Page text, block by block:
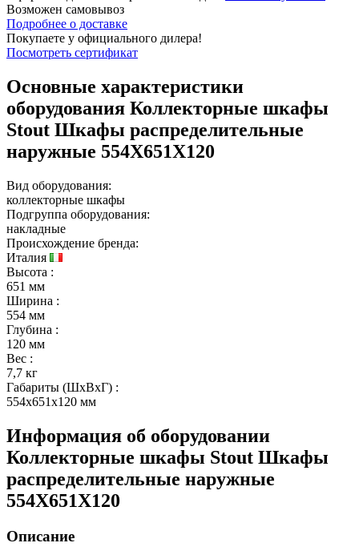
Возможен самовывоз
Подробнее о доставке
Покупаете у официального дилера!
Посмотреть сертификат
Основные характеристики
оборудования Коллекторные шкафы
Stout Шкафы распределительные
наружные 554X651X120
Вид оборудования:
коллекторные шкафы
Подгруппа оборудования:
накладные
Происхождение бренда:
Италия
Высота :
651 мм
Ширина :
554 мм
Глубина :
120 мм
Вес :
7,7 кг
Габариты (ШxВxГ) :
554x651x120 мм
Информация об оборудовании
Коллекторные шкафы Stout Шкафы
распределительные наружные
554X651X120
Описание